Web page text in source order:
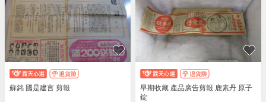
蘇銘 國是建言 剪報
早期收藏 產品廣告剪報 鹿素丹 原子
錠